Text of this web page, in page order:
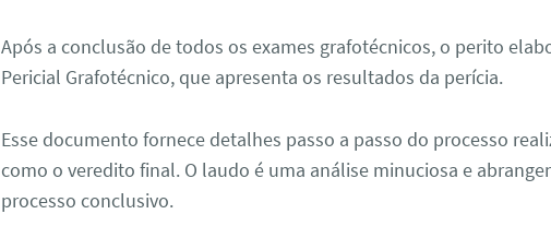
Após a conclusão de todos os exames grafotécnicos, o perito
Pericial Grafotécnico, que apresenta os resultados da perícia.
Esse documento fornece detalhes passo a passo do processo
como o veredito final. O laudo é uma análise minuciosa e
processo conclusivo.